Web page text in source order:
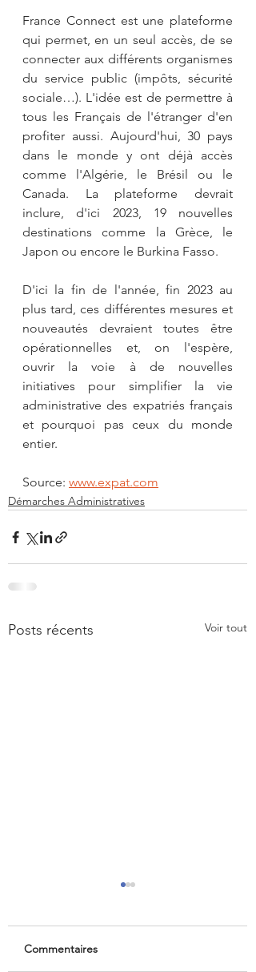
France Connect est une plateforme
qui permet, en un seul accès, de se
connecter aux différents organismes
du service public (impôts, sécurité
sociale…). L'idée est de permettre à
tous les Français de l'étranger d'en
profiter aussi. Aujourd'hui, 30 pays
dans le monde y ont déjà accès
comme l'Algérie, le Brésil ou le
Canada. La plateforme devrait
inclure, d'ici 2023, 19 nouvelles
destinations comme la Grèce, le
Japon ou encore le Burkina Fasso.
D'ici la fin de l'année, fin 2023 au
plus tard, ces différentes mesures et
nouveautés devraient toutes être
opérationnelles et, on l'espère,
ouvrir la voie à de nouvelles
initiatives pour simplifier la vie
administrative des expatriés français
et pourquoi pas ceux du monde
entier.
Source: www.expat.com
Démarches Administratives
Posts récents Voir tout
Commentaires